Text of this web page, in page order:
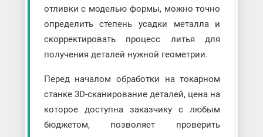
отливки с моделью формы, можно точно
определить степень усадки металла и
скорректировать процесс литья для
получения деталей нужной геометрии.
Перед началом обработки на токарном
станке 3D-сканирование деталей, цена на
которое доступна заказчику с любым
бюджетом, позволяет проверить